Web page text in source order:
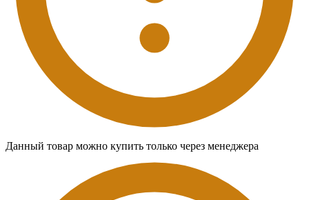
Данный товар можно купить только через менеджера